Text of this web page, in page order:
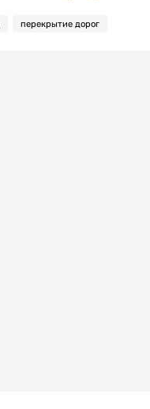
перекрытие дорог